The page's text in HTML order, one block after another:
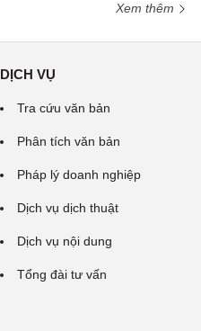
Xem thêm
DỊCH VỤ
Tra cứu văn bản
Phân tích văn bản
Pháp lý doanh nghiệp
Dịch vụ dịch thuật
Dịch vụ nội dung
Tổng đài tư vấn